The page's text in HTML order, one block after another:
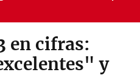
en cifras:
y